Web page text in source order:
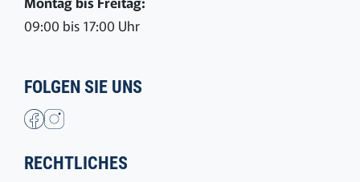
09:00 bis 17:00 Uhr
FOLGEN SIE UNS
RECHTLICHES